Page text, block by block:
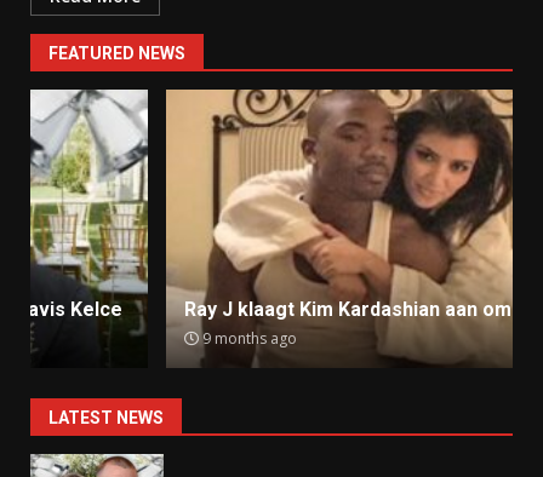
FEATURED NEWS
Ray J klaagt Kim Kardashian aan om sekstape
9 months ago
LATEST NEWS